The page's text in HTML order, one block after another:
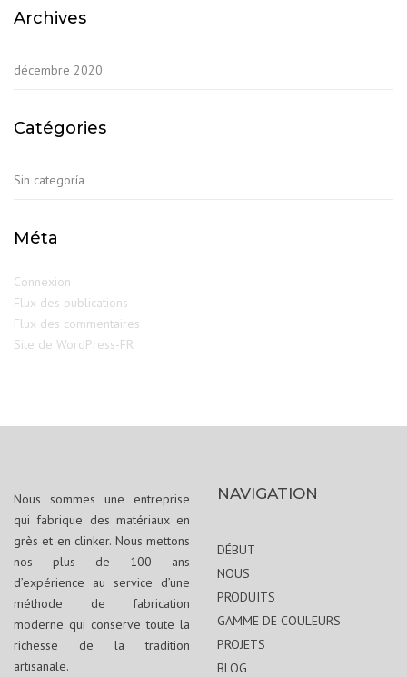
Archives
décembre 2020
Catégories
Sin categoría
Méta
Connexion
Flux des publications
Flux des commentaires
Site de WordPress-FR
Nous sommes une entreprise
qui fabrique des matériaux en
grès et en clinker. Nous mettons
nos plus de 100 ans
d’expérience au service d’une
méthode de fabrication
moderne qui conserve toute la
richesse de la tradition
artisanale.
NAVIGATION
DÉBUT
NOUS
PRODUITS
GAMME DE COULEURS
PROJETS
BLOG